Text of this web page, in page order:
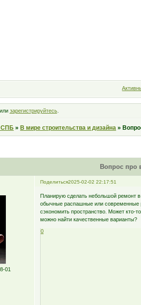
зарегистрируйтесь.
»В мире строительства и дизайна »
Вопрос про
Поделиться2025-02-02 22:17:51
01
Планирую сделать небольшой ремонт
обычные распашные или современные
сэкономить пространство. Может кто-
можно найти качественные варианты?
0